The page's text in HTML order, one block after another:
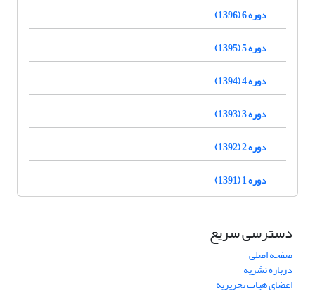
دوره 6 (1396)
دوره 5 (1395)
دوره 4 (1394)
دوره 3 (1393)
دوره 2 (1392)
دوره 1 (1391)
دسترسی سریع
صفحه اصلی
درباره نشریه
اعضای هیات تحریریه